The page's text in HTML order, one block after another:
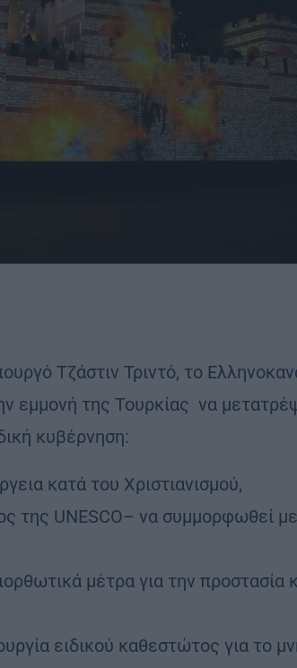
Τζάστιν Τριντό, το
εμμονή της Τουρκίας να
κυβέρνηση:
κατά του Χριστιανισμού,
της UNESCO– να συμμορφωθεί
μέτρα για την προστασία
ειδικού καθεστώτος για το